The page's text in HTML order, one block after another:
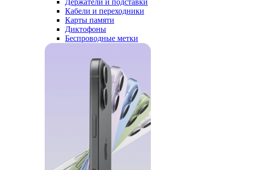
Держатели и подставки
Кабели и переходники
Карты памяти
Диктофоны
Беспроводные метки